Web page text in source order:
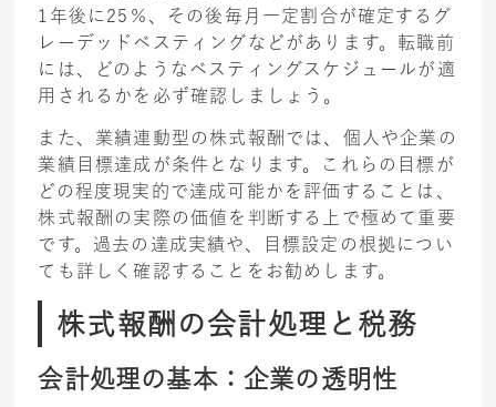
1年後に25％、その後毎月一定割合が確定するグ
レーデッドベスティングなどがあります。転職前
には、どのようなベスティングスケジュールが適
用されるかを必ず確認しましょう。
また、業績連動型の株式報酬では、個人や企業の
業績目標達成が条件となります。これらの目標が
どの程度現実的で達成可能かを評価することは、
株式報酬の実際の価値を判断する上で極めて重要
です。過去の達成実績や、目標設定の根拠につい
ても詳しく確認することをお勧めします。
株式報酬の会計処理と税務
会計処理の基本：企業の透明性